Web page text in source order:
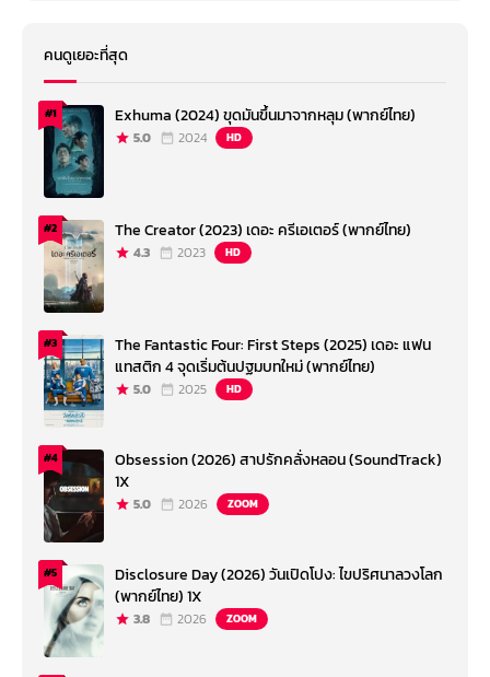
คนดูเยอะที่สุด
#1 Exhuma (2024) ขุดมันขึ้นมาจากหลุม (พากย์ไทย)
5.0 2024 HD
#2 The Creator (2023) เดอะ ครีเอเตอร์ (พากย์ไทย)
4.3 2023 HD
#3
The Fantastic Four: First Steps (2025) เดอะ แฟน
แทสติก 4 จุดเริ่มต้นปฐมบทใหม่ (พากย์ไทย)
5.0 2025 HD
#4
Obsession (2026) สาปรักคลั่งหลอน (SoundTrack)
1X
5.0 2026 ZOOM
#5
Disclosure Day (2026) วันเปิดโปง: ไขปริศนาลวงโลก
(พากย์ไทย) 1X
3.8 2026 ZOOM